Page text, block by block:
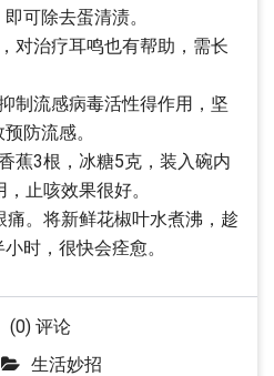
可除去蛋清渍。
对治疗耳鸣也有帮助，需长
制流感病毒活性得作用，坚
防流感。
蕉3根，冰糖5克，装入碗内
止咳效果很好。
痛。将新鲜花椒叶水煮沸，趁
时，很快会痊愈。
(0) 评论
生活妙招